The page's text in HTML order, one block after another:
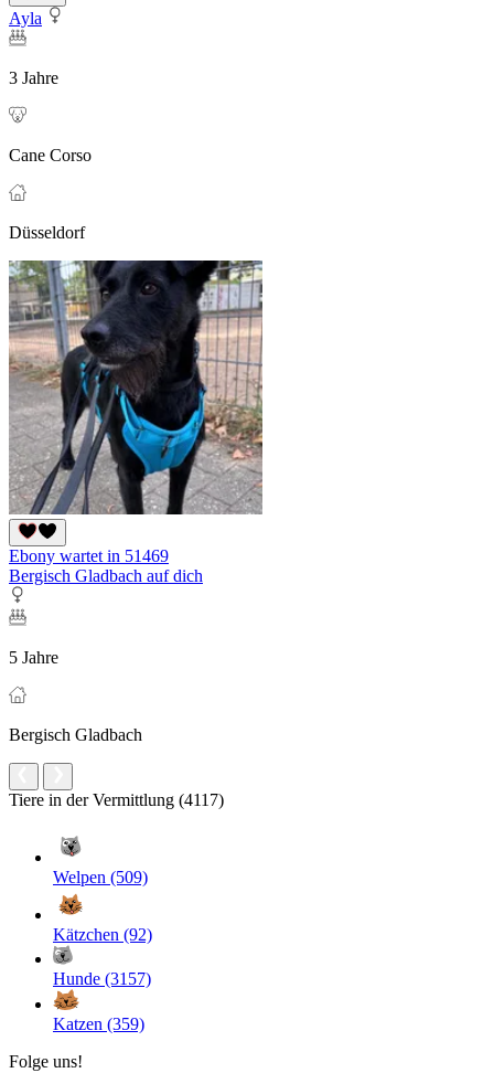
Ayla
3 Jahre
Cane Corso
Düsseldorf
Ebony wartet in 51469
Bergisch Gladbach auf dich
5 Jahre
Bergisch Gladbach
Tiere in der Vermittlung (4117)
Welpen (509)
Kätzchen (92)
Hunde (3157)
Katzen (359)
Folge uns!